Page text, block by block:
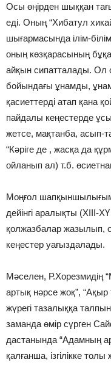
Осы өңiрден шыққан
едi. Оның “Хибатул
шығармасында iлiм-
оның көзқарасының
айқын сипатталады.
бойындағы ұнамды,
қасиеттердi атап қана
пайдалы кеңестерде
жетсе, мақтанба, асып-
“Кәрiге де , жасқа да
ойланып ал) т.б.
Моңғол
дейiнгi аралықты (ХIII-
қолжазбалар жазылып,
кеңестер уағыздалады.
Мәселен, Р.Хорезмидiң
артық нәрсе жоқ”,
жүрегi тазалыққа
заманда өмiр сүрген
дастанында “Адамның
қалғанша, iзгiлiкке толы